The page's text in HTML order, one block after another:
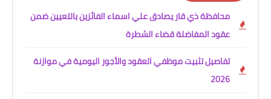
محافظة ذي قار يصادق علي اسماء الفائزين بالتعيين ضمن
عقود المفاضلة قضاء الشطرة
تفاصيل تثبيت موظفي العقود والأجور اليومية في موازنة
2026